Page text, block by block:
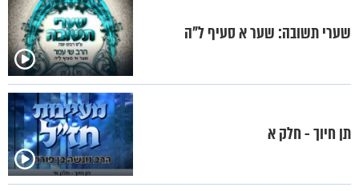
שערי תשובה: שער א סעיף ל"ה
תן חיוך - חלק א